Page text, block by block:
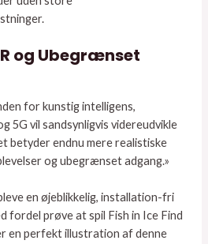
og Ubegrænset
for kunstig intelligens,
5G vil sandsynligvis videreudvikle
betyder endnu mere realistiske
og ubegrænset adgang.»
en øjeblikkelig, installation-fri
fordel prøve at spil Fish in Ice Find
en perfekt illustration af denne